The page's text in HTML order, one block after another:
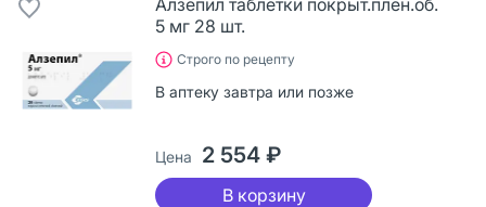
5 мг 28 шт.
Строго по рецепту
В аптеку завтра или позже
Цена 2 554 ₽
В корзину